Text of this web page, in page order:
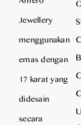
Jewellery
menggunakan
emas dengan
17 karat yang
didesain
secara